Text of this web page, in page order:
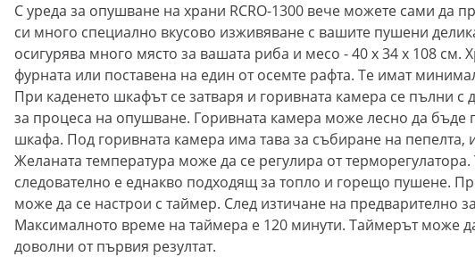
С уреда за опушване на храни RCRO-1300 вече можете сами да
си много специално вкусово изживяване с вашите пушени
осигурява много място за вашата риба и месо - 40 x 34 x 108 см.
фурната или поставена на един от осемте рафта. Те имат
При каденето шкафът се затваря и горивната камера се пълни с
за процеса на опушване. Горивната камера може лесно да бъде
шкафа. Под горивната камера има тава за събиране на
Желаната температура може да се регулира от
следователно е еднакво подходящ за топло и горещо пушене.
може да се настрои с таймер. След изтичане на предварително
Максималното време на таймера е 120 минути. Таймерът може
доволни от първия резултат.